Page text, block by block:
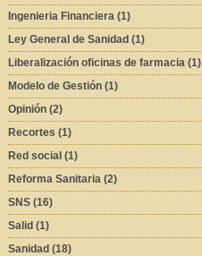
Ingenieria Financiera (1)
Ley General de Sanidad (1)
Liberalización oficinas de farmacia (1)
Modelo de Gestión (1)
Opinión (2)
Recortes (1)
Red social (1)
Reforma Sanitaria (2)
SNS (16)
Salid (1)
Sanidad (18)